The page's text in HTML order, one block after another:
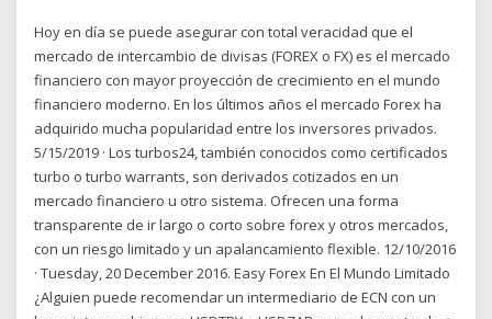
Hoy en día se puede asegurar con total veracidad que el
mercado de intercambio de divisas (FOREX o FX) es el mercado
financiero con mayor proyección de crecimiento en el mundo
financiero moderno. En los últimos años el mercado Forex ha
adquirido mucha popularidad entre los inversores privados.
5/15/2019 · Los turbos24, también conocidos como certificados
turbo o turbo warrants, son derivados cotizados en un
mercado financiero u otro sistema. Ofrecen una forma
transparente de ir largo o corto sobre forex y otros mercados,
con un riesgo limitado y un apalancamiento flexible. 12/10/2016
· Tuesday, 20 December 2016. Easy Forex En El Mundo Limitado
¿Alguien puede recomendar un intermediario de ECN con un